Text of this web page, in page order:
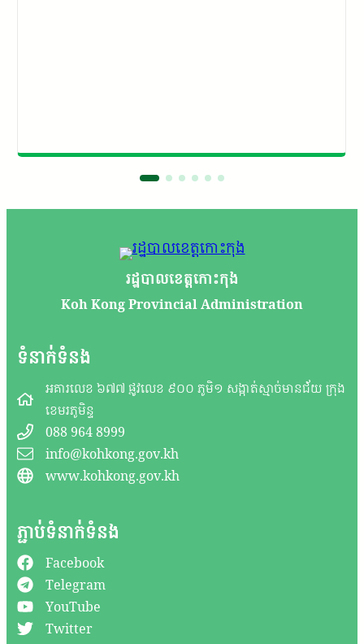
រដ្ឋបាលខេត្តកោះកុង
Koh Kong Provincial Administration
ទំនាក់ទំនង
អគារលេខ ៦៧៧ ផ្លូវលេខ ៩០០ ភូមិ១ សង្កាត់ស្មាច់មានជ័យ ក្រុង
ខេមរភូមិន្ទ
088 964 8999
info@kohkong.gov.kh
www.kohkong.gov.kh
ភ្ជាប់ទំនាក់ទំនង
Facebook
Telegram
YouTube
Twitter